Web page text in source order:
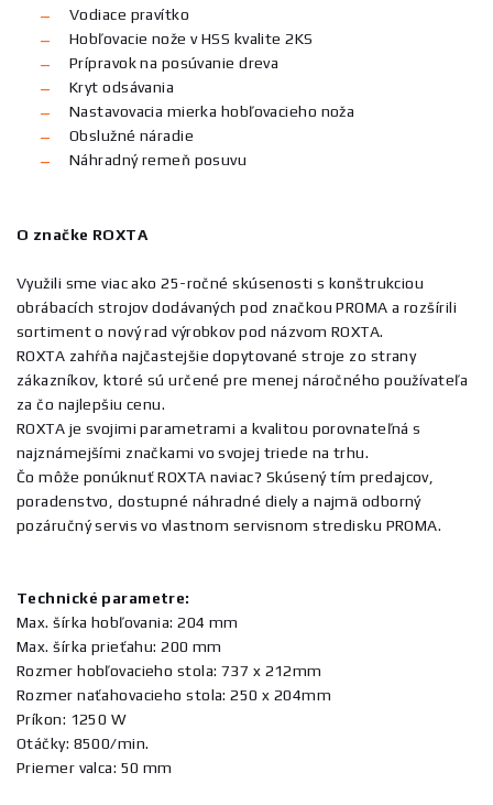
Vodiace pravítko
Hobľovacie nože v HSS kvalite 2KS
Prípravok na posúvanie dreva
Kryt odsávania
Nastavovacia mierka hobľovacieho noža
Obslužné náradie
Náhradný remeň posuvu
O značke ROXTA
Využili sme viac ako 25-ročné skúsenosti s konštrukciou
obrábacích strojov dodávaných pod značkou PROMA a rozšírili
sortiment o nový rad výrobkov pod názvom ROXTA.
ROXTA zahŕňa najčastejšie dopytované stroje zo strany
zákazníkov, ktoré sú určené pre menej náročného používateľa
za čo najlepšiu cenu.
ROXTA je svojimi parametrami a kvalitou porovnateľná s
najznámejšími značkami vo svojej triede na trhu.
Čo môže ponúknuť ROXTA naviac? Skúsený tím predajcov,
poradenstvo, dostupné náhradné diely a najmä odborný
pozáručný servis vo vlastnom servisnom stredisku PROMA.
Technické parametre:
Max. šírka hobľovania: 204 mm
Max. šírka prieťahu: 200 mm
Rozmer hobľovacieho stola: 737 x 212mm
Rozmer naťahovacieho stola: 250 x 204mm
Príkon: 1250 W
Otáčky: 8500/min.
Priemer valca: 50 mm